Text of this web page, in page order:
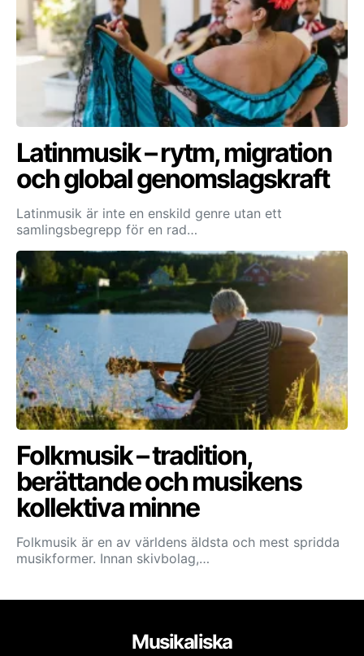
Latinmusik – rytm, migration
och global genomslagskraft
Latinmusik är inte en enskild genre utan ett
samlingsbegrepp för en rad…
Folkmusik – tradition,
berättande och musikens
kollektiva minne
Folkmusik är en av världens äldsta och mest spridda
musikformer. Innan skivbolag,…
Musikaliska